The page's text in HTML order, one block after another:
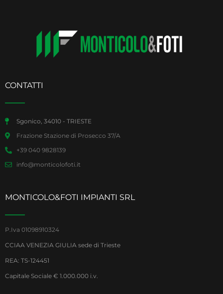
CONTATTI
Sgonico, 34010 - TRIESTE
Frazione Stazione di Prosecco 37/A
+39 040 9828139
info@monticolofoti.it
MONTICOLO&FOTI IMPIANTI SRL
P.Iva 01098910324
CCIAA VENEZIA GIULIA sede di Trieste
REA: TS-124451
Capitale Sociale € 1.000.000 i.v.